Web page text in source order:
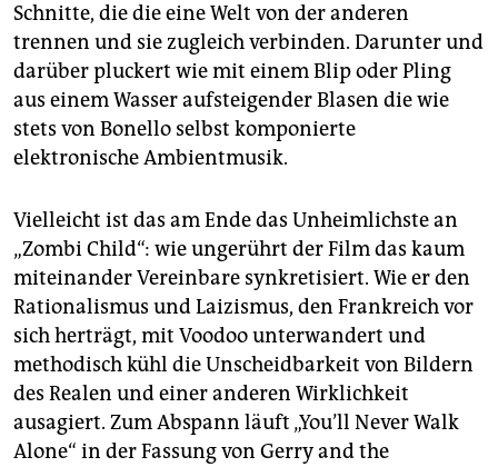
Schnitte, die die eine Welt von der anderen
trennen und sie zugleich verbinden. Darunter und
darüber pluckert wie mit einem Blip oder Pling
aus einem Wasser aufsteigender Blasen die wie
stets von Bonello selbst komponierte
elektronische Ambientmusik.
Vielleicht ist das am Ende das Unheimlichste an
„Zombi Child“: wie ungerührt der Film das kaum
miteinander Vereinbare synkretisiert. Wie er den
Rationalismus und Laizismus, den Frankreich vor
sich herträgt, mit Voodoo unterwandert und
methodisch kühl die Unscheidbarkeit von Bildern
des Realen und einer anderen Wirklichkeit
ausagiert. Zum Abspann läuft „You’ll Never Walk
Alone“ in der Fassung von Gerry and the